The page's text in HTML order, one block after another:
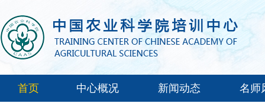
首页 中心概况 新闻动态 名师